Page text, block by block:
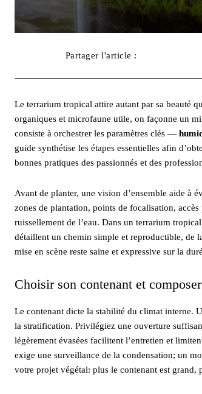
Partager l'article :
Le terrarium tropical attire autant par sa beauté
organiques et microfaune utile, on façonne un
consiste à orchestrer les paramètres clés —
guide synthétise les étapes essentielles afin
bonnes pratiques des passionnés et des
Avant de planter, une vision d’ensemble aide à
zones de plantation, points de focalisation,
ruissellement de l’eau. Dans un terrarium
détaillent un chemin simple et reproductible, de
mise en scène reste saine et expressive sur la
Choisir son contenant et
Le contenant dicte la stabilité du climat interne.
la stratification. Privilégiez une ouverture
légèrement évasées facilitent l’entretien et
exige une surveillance de la condensation; un
votre projet végétal: plus le contenant est